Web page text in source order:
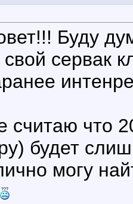
Буду
сервак
считаю что
будет
могу